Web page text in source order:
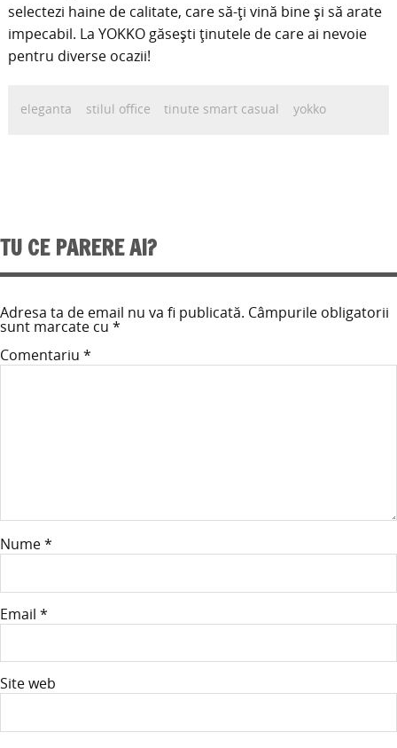
selectezi haine de calitate, care să-ți vină bine și să arate
impecabil. La YOKKO găsești ținutele de care ai nevoie
pentru diverse ocazii!
eleganta stilul office tinute smart casual yokko
TU CE PARERE AI?
Adresa ta de email nu va fi publicată. Câmpurile obligatorii
sunt marcate cu *
Comentariu *
Nume*
Email *
Site web